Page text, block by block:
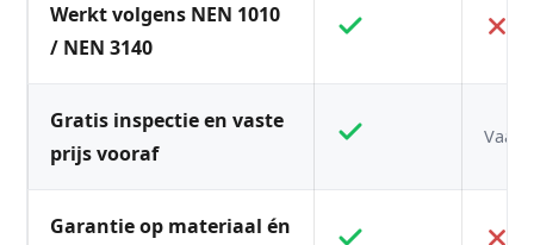
Werkt volgens NEN 1010
/ NEN 3140
Gratis inspectie en vaste
prijs vooraf
Vaak
Garantie op materiaal én